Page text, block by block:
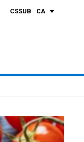
CA
CSSUB